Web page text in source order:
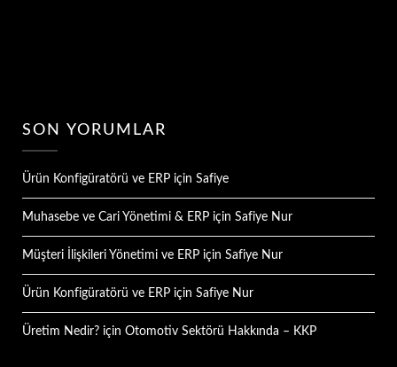
SON YORUMLAR
Ürün Konfigüratörü ve ERP için Safiye
Muhasebe ve Cari Yönetimi & ERP için Safiye Nur
Müşteri İlişkileri Yönetimi ve ERP için Safiye Nur
Ürün Konfigüratörü ve ERP için Safiye Nur
Üretim Nedir? için Otomotiv Sektörü Hakkında – KKP